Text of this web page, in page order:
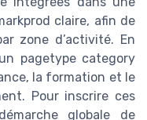
claire, afin de
zone d’activité. En
pagetype category
la formation et le
Pour inscrire ces
globale de